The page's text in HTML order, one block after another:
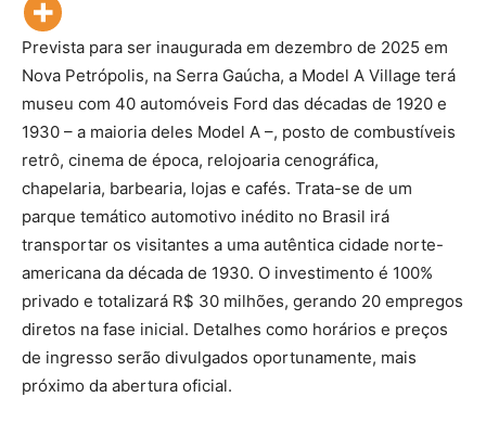
Prevista para ser inaugurada em dezembro de 2025 em
Nova Petrópolis, na Serra Gaúcha, a Model A Village terá
museu com 40 automóveis Ford das décadas de 1920 e
1930 – a maioria deles Model A –, posto de combustíveis
retrô, cinema de época, relojoaria cenográfica,
chapelaria, barbearia, lojas e cafés. Trata-se de um
parque temático automotivo inédito no Brasil irá
transportar os visitantes a uma autêntica cidade norte-
americana da década de 1930. O investimento é 100%
privado e totalizará R$ 30 milhões, gerando 20 empregos
diretos na fase inicial. Detalhes como horários e preços
de ingresso serão divulgados oportunamente, mais
próximo da abertura oficial.